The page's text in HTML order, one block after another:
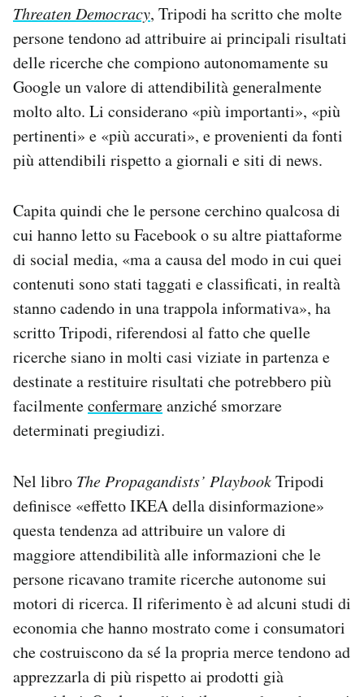
Threaten Democracy, Tripodi ha scritto che molte
persone tendono ad attribuire ai principali risultati
delle ricerche che compiono autonomamente su
Google un valore di attendibilità generalmente
molto alto. Li considerano «più importanti», «più
pertinenti» e «più accurati», e provenienti da fonti
più attendibili rispetto a giornali e siti di news.
Capita quindi che le persone cerchino qualcosa di
cui hanno letto su Facebook o su altre piattaforme
di social media, «ma a causa del modo in cui quei
contenuti sono stati taggati e classificati, in realtà
stanno cadendo in una trappola informativa», ha
scritto Tripodi, riferendosi al fatto che quelle
ricerche siano in molti casi viziate in partenza e
destinate a restituire risultati che potrebbero più
facilmenteconfermareanziché smorzare
determinati pregiudizi.
Nel libro The Propagandists’ PlaybookTripodi
definisce «effetto IKEA della disinformazione»
questa tendenza ad attribuire un valore di
maggiore attendibilità alle informazioni che le
persone ricavano tramite ricerche autonome sui
motori di ricerca. Il riferimento è ad alcuni studi di
economia che hanno mostrato come i consumatori
che costruiscono da sé la propria merce tendono ad
apprezzarla di più rispetto ai prodotti già